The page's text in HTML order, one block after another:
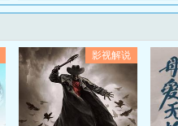
影视解说